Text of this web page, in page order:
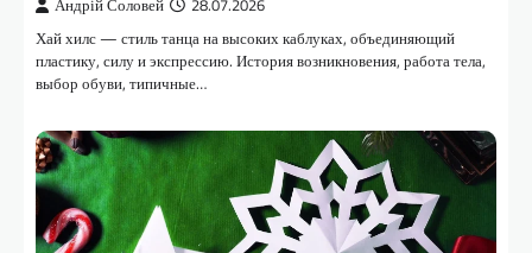
Андрій Соловей 28.07.2026
Хай хилс — стиль танца на высоких каблуках, объединяющий
пластику, силу и экспрессию. История возникновения, работа тела,
выбор обуви, типичные…